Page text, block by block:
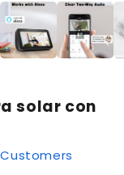
solar con